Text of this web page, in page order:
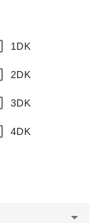
1DK
2DK
3DK
4DK